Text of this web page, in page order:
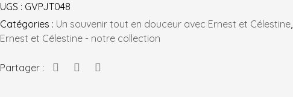
UGS : GVPJT048
Catégories : Un souvenir tout en douceur avec Ernest et Célestine,
Ernest et Célestine - notre collection
Partager :